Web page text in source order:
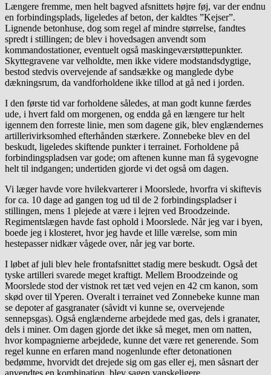
Længere fremme, men helt bagved afsnittets højre føj, var der endnu
en forbindingsplads, ligeledes af beton, der kaldtes ”Kejser”.
Lignende betonhuse, dog som regel af mindre størrelse, fandtes
spredt i stillingen; de blev i hovedsagen anvendt som
kommandostationer, eventuelt også maskingeværstøttepunkter.
Skyttegravene var velholdte, men ikke videre modstandsdygtige,
bestod stedvis overvejende af sandsække og manglede dybe
dækningsrum, da vandforholdene ikke tillod at gå ned i jorden.
I den første tid var forholdene således, at man godt kunne færdes
ude, i hvert fald om morgenen, og endda gå en længere tur helt
igennem den forreste linie, men som dagene gik, blev englændernes
artillerivirksomhed efterhånden stærkere. Zonnebeke blev en del
beskudt, ligeledes skiftende punkter i terrainet. Forholdene på
forbindingspladsen var gode; om aftenen kunne man få sygevogne
helt til indgangen; undertiden gjorde vi det også om dagen.
Vi læger havde vore hvilekvarterer i Moorslede, hvorfra vi skiftevis
for ca. 10 dage ad gangen tog ud til de 2 forbindingspladser i
stillingen, mens 1 plejede at være i lejren ved Broodzeinde.
Regimentslægen havde fast ophold i Moorslede. Når jeg var i byen,
boede jeg i klosteret, hvor jeg havde et lille værelse, som min
hestepasser nidkær vågede over, når jeg var borte.
I løbet af juli blev hele frontafsnittet stadig mere beskudt. Også det
tyske artilleri svarede meget kraftigt. Mellem Broodzeinde og
Moorslede stod der vistnok ret tæt ved vejen en 42 cm kanon, som
skød over til Yperen. Overalt i terrainet ved Zonnebeke kunne man
se depoter af gasgranater (såvidt vi kunne se, overvejende
sennepsgas). Også englænderne arbejdede med gas, dels i granater,
dels i miner. Om dagen gjorde det ikke så meget, men om natten,
hvor kompagnierne arbejdede, kunne det være ret generende. Som
regel kunne en erfaren mand nogenlunde efter detonationen
bedømme, hvorvidt det drejede sig om gas eller ej, men såsnart der
anvendtes en kombination, blev sagen vanskeligere.